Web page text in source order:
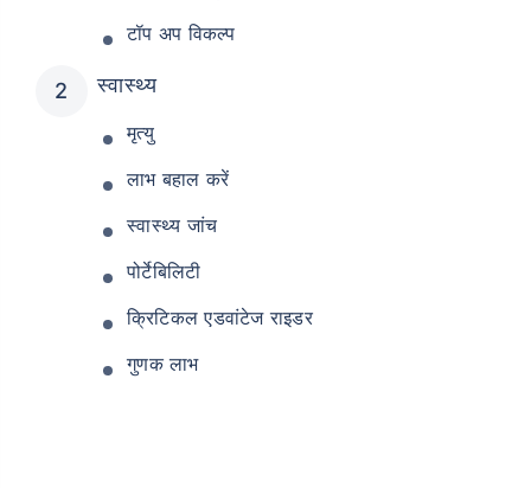
टॉप अप विकल्प
स्वास्थ्य
मृत्यु
लाभ बहाल करें
स्वास्थ्य जांच
पोर्टेबिलिटी
क्रिटिकल एडवांटेज राइडर
गुणक लाभ